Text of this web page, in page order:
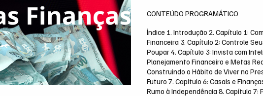
CONTEÚDO PROGRAMÁTICO
Índice 1. Introdução 2. Capítulo 1:
Financeira 3. Capítulo 2: Controle
Poupar 4. Capítulo 3: Invista com
Planejamento Financeiro e Metas
Construindo o Hábito de Viver no
Futuro 7. Capítulo 6: Casais e
Rumo à Independência 8. Capítulo 7: